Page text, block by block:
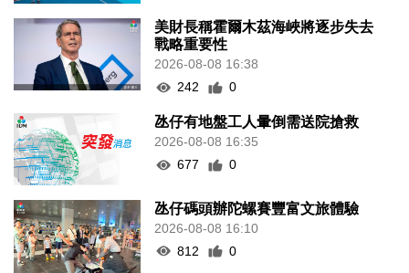
美財長稱霍爾木茲海峽將逐步失去
戰略重要性
2026-08-08 16:38
242
0
氹仔有地盤工人暈倒需送院搶救
2026-08-08 16:35
677
0
氹仔碼頭辦陀螺賽豐富文旅體驗
2026-08-08 16:10
812
0